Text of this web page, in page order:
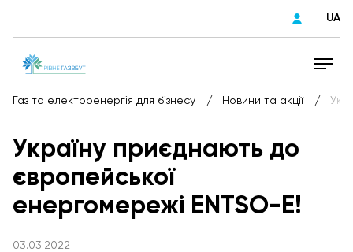
UA
Газ та електроенергія для бізнесу / Новини та акції /
Україну приєднають до
європейської
енергомережі ENTSO-E!
03.03.2022